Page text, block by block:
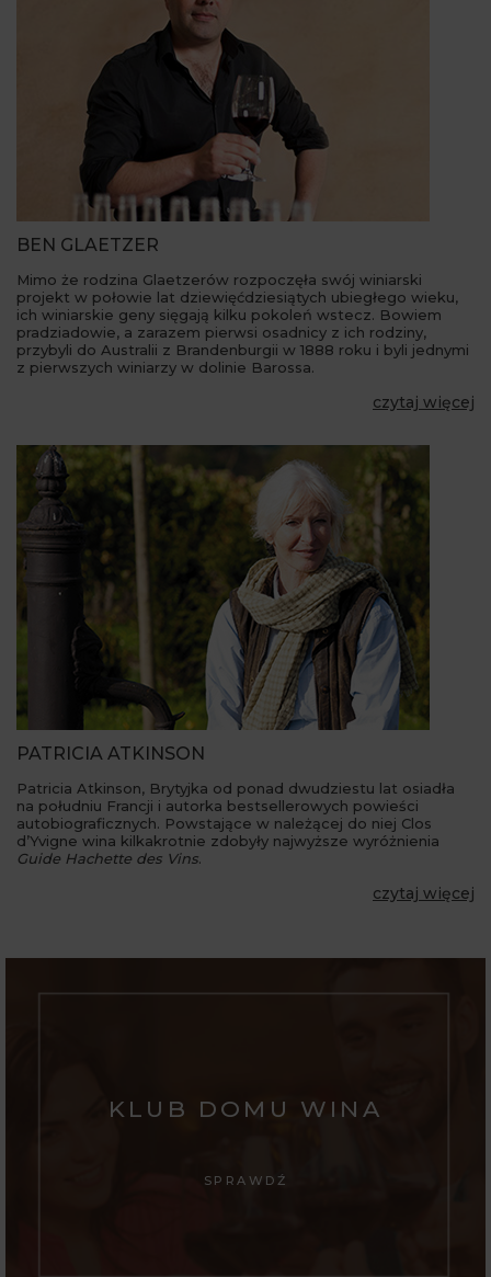
BEN GLAETZER
Mimo że rodzina Glaetzerów rozpoczęła swój winiarski
projekt w połowie lat dziewięćdziesiątych ubiegłego wieku,
ich winiarskie geny sięgają kilku pokoleń wstecz. Bowiem
pradziadowie, a zarazem pierwsi osadnicy z ich rodziny,
przybyli do Australii z Brandenburgii w 1888 roku i byli jednymi
z pierwszych winiarzy w dolinie Barossa.
czytaj więcej
PATRICIA ATKINSON
Patricia Atkinson, Brytyjka od ponad dwudziestu lat osiadła
na południu Francji i autorka bestsellerowych powieści
autobiograficznych. Powstające w należącej do niej Clos
d’Yvigne wina kilkakrotnie zdobyły najwyższe wyróżnienia
Guide Hachette des Vins.
czytaj więcej
KLUB DOMU WINA
SPRAWDŹ